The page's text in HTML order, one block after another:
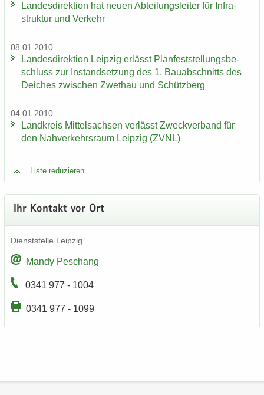
Lan­des­di­rek­ti­on hat neuen Ab­tei­lungs­lei­ter für In­fra­
struk­tur und Ver­kehr
08.01.2010
Lan­des­di­rek­ti­on Leip­zig er­lässt Plan­fest­stel­lungs­be­
schluss zur In­stand­set­zung des 1. Bau­ab­schnitts des
Dei­ches zwi­schen Zwet­hau und Schütz­berg
04.01.2010
Land­kreis Mit­tel­sach­sen ver­lässt Zweck­ver­band für
den Nah­ver­kehrs­raum Leip­zig (ZVNL)
Liste re­du­zie­ren ...
Ihr Kon­takt vor Ort
Dienst­stel­le Leip­zig
Mandy Peschang
0341 977 - 1004
0341 977 - 1099